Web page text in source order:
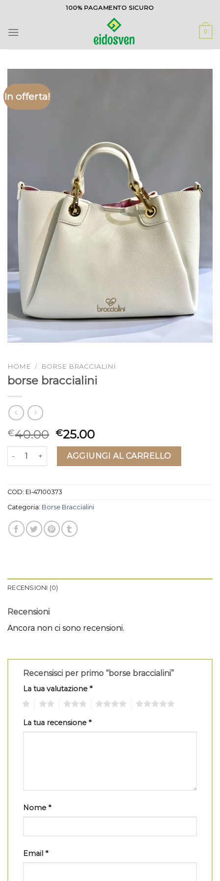
contenuti
100% PAGAMENTO SICURO
0
In offerta!
HOME / BORSE BRACCIALINI
borse braccialini
€40.00 €25.00
borse braccialini quantitàAGGIUNGI AL CARRELLO
COD: EI-47100373
Categoria: Borse Braccialini
RECENSIONI (0)
Recensioni
Ancora non ci sono recensioni.
Recensisci per primo “borse braccialini”
La tua valutazione *
La tua recensione *
Nome *
Email *